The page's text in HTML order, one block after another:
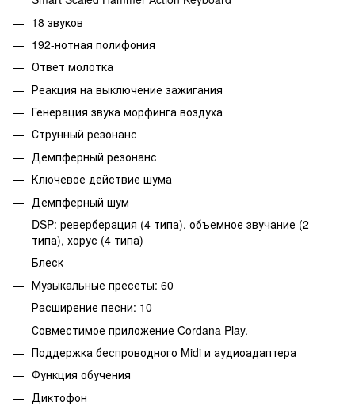
18 звуков
192-нотная полифония
Ответ молотка
Реакция на выключение зажигания
Генерация звука морфинга воздуха
Струнный резонанс
Демпферный резонанс
Ключевое действие шума
Демпферный шум
DSP: реверберация (4 типа), объемное звучание (2
типа), хорус (4 типа)
Блеск
Музыкальные пресеты: 60
Расширение песни: 10
Совместимое приложение Cordana Play.
Поддержка беспроводного Midi и аудиоадаптера
Функция обучения
Диктофон